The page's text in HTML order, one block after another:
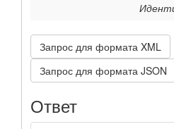
Запрос для формата XML
Запрос для формата JSON
Ответ